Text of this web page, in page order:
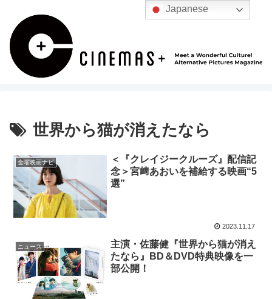
世界から猫が消えたなら
金曜映画ナビ
＜『クレイジークルーズ』配信記
念＞宮﨑あおいを補給する映画“5
選”
2023.11.17
ニュース
主演・佐藤健『世界から猫が消え
たなら』BD＆DVD特典映像を一
部公開！
Japanese